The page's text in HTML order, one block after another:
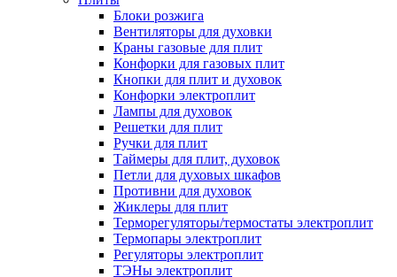
Блоки розжига
Вентиляторы для духовки
Краны газовые для плит
Конфорки для газовых плит
Кнопки для плит и духовок
Конфорки электроплит
Лампы для духовок
Решетки для плит
Ручки для плит
Таймеры для плит, духовок
Петли для духовых шкафов
Противни для духовок
Жиклеры для плит
Терморегуляторы/термостаты электроплит
Термопары электроплит
Регуляторы электроплит
ТЭНы электроплит